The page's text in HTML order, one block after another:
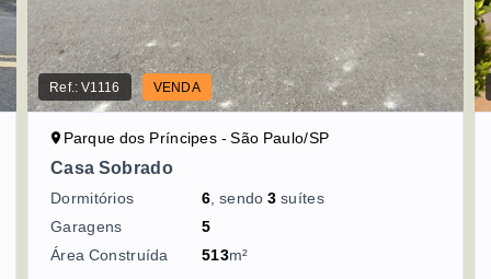
Ref.:V1116 VENDA
Parque dos Príncipes - São Paulo/SP
Casa Sobrado
Dormitórios 6 , sendo3 suítes
Garagens
5
Área Construída
513m²